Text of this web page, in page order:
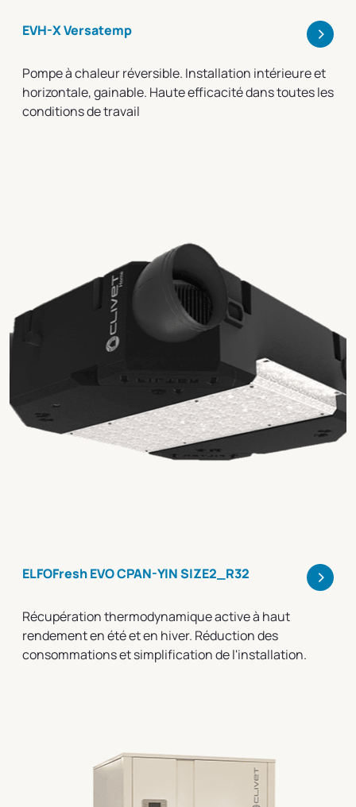
EVH-X Versatemp >
Pompe à chaleur réversible. Installation intérieure et
horizontale, gainable. Haute efficacité dans toutes les
conditions de travail
ELFOFresh EVO CPAN-YIN SIZE2_R32 >
Récupération thermodynamique active à haut
rendement en été et en hiver. Réduction des
consommations et simplification de l'installation.